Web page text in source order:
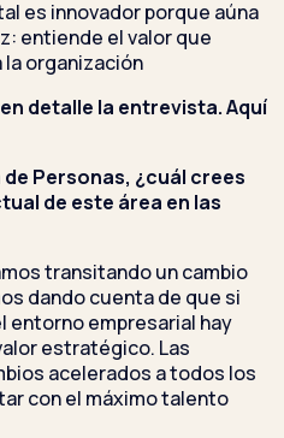
es innovador porque aúna
entiende el valor que
la organización
detalle la entrevista. Aquí
Personas, ¿cuál crees
de este área en las
transitando un cambio
dando cuenta de que si
entorno empresarial hay
estratégico. Las
acelerados a todos los
con el máximo talento